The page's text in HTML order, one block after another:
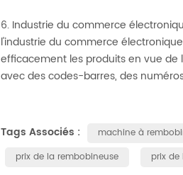
6. Industrie du commerce
l'industrie du commerce
efficacement les produits en vue de
avec des codes-barres, des
Tags Associés : machine à
prix de la rembobineuse
prix